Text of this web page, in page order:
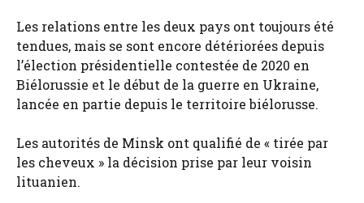
Les relations entre les deux pays ont toujours été
tendues, mais se sont encore détériorées depuis
l’élection présidentielle contestée de 2020 en
Biélorussie et le début de la guerre en Ukraine,
lancée en partie depuis le territoire biélorusse.
Les autorités de Minsk ont ​​qualifié de « tirée par
les cheveux » la décision prise par leur voisin
lituanien.